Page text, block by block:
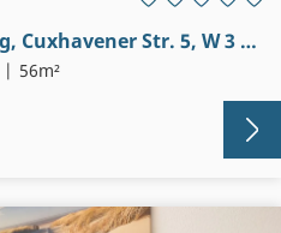
Exklusive Ferienwohnung, Cuxhavener Str. 5, W 3 in Duhnen
56m²